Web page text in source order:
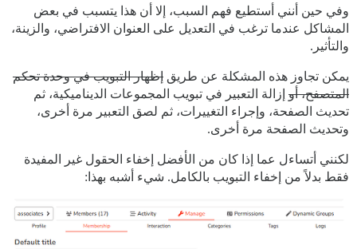
وفي حين أنني أستطيع فهم السبب، إلا أن هذا يتسبب في بعض
المشاكل عندما ترغب في التعديل على العنوان الافتراضي، والزينة،
والتأثير.
يمكن تجاوز هذه المشكلة عن طريق إظهار التبويب في وحدة تحكم
المتصفح، أو إزالة التعبير في تبويب المجموعات الديناميكية، ثم
تحديث الصفحة، وإجراء التغييرات، ثم لصق التعبير مرة أخرى،
وتحديث الصفحة مرة أخرى.
لكنني أتساءل عما إذا كان من الأفضل إخفاء الحقول غير المفيدة
فقط بدلاً من إخفاء التبويب بالكامل. شيء أشبه بهذا: